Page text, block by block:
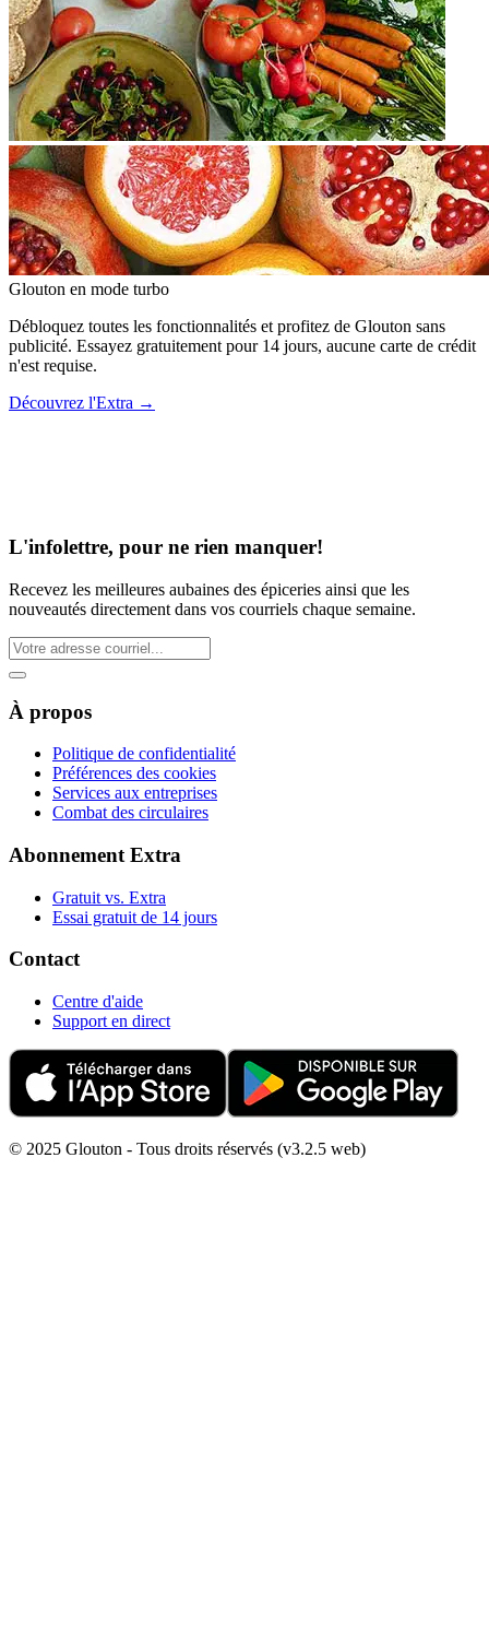
Glouton en mode turbo
Débloquez toutes les fonctionnalités et profitez de Glouton sans
publicité. Essayez gratuitement pour 14 jours, aucune carte de crédit
n'est requise.
Découvrez l'Extra →
L'infolettre, pour ne rien manquer!
Recevez les meilleures aubaines des épiceries ainsi que les
nouveautés directement dans vos courriels chaque semaine.
À propos
Politique de confidentialité
Préférences des cookies
Services aux entreprises
Combat des circulaires
Abonnement Extra
Gratuit vs. Extra
Essai gratuit de 14 jours
Contact
Centre d'aide
Support en direct
© 2025 Glouton - Tous droits réservés (v3.2.5 web)